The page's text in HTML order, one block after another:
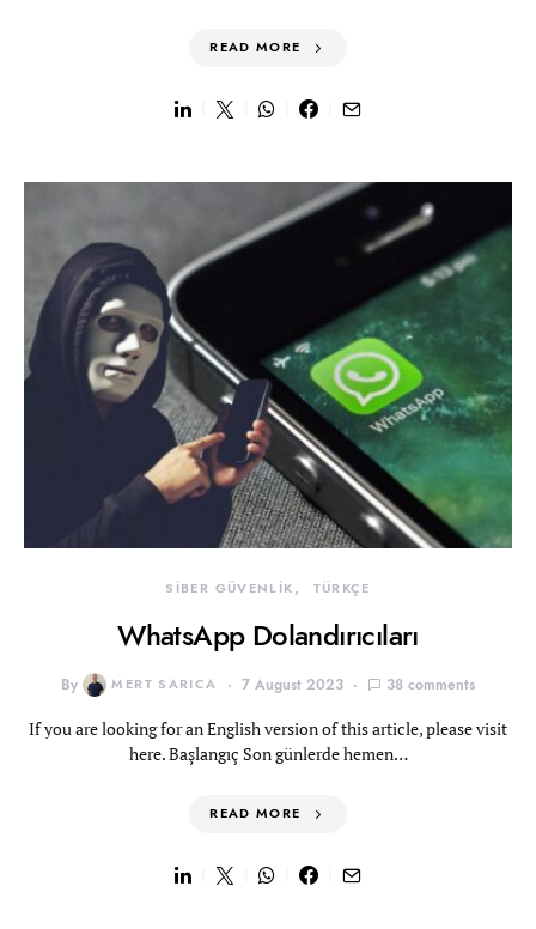
READ MORE
SİBER GÜVENLİK TÜRKÇE
WhatsApp Dolandırıcıları
By MERT SARICA 7 August 2023 38 comments
If you are looking for an English version of this article, please visit
here. Başlangıç Son günlerde hemen…
READ MORE